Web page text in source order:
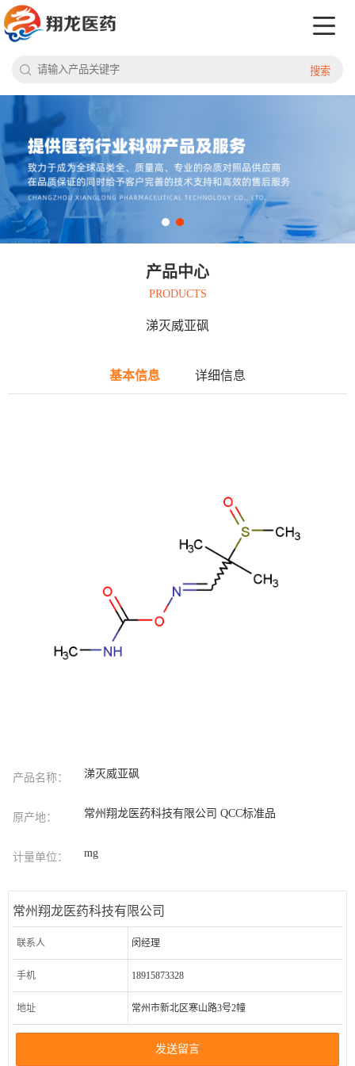
搜索
产品中心
PRODUCTS
涕灭威亚砜
基本信息 详细信息
产品名称： 涕灭威亚砜
原产地： 常州翔龙医药科技有限公司 QCC标准品
计量单位： mg
常州翔龙医药科技有限公司
联系人 闵经理
手机 18915873328
地址 常州市新北区寒山路3号2幢
发送留言